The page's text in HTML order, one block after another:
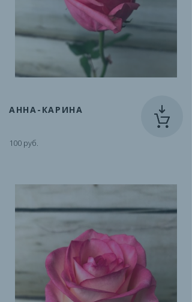
АННА-КАРИНА
100 руб.